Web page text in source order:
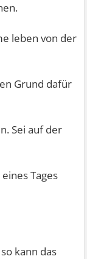
leben von der
Grund dafür
Sei auf der
Tages
kann das